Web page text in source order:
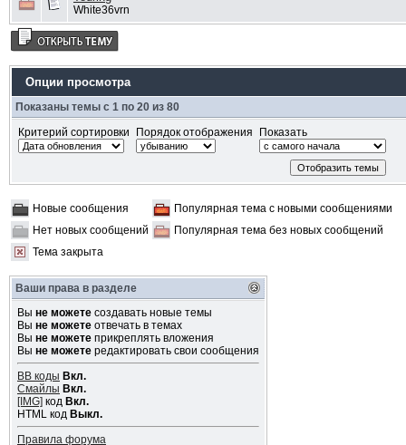
White36vrn
Опции просмотра
Показаны темы с 1 по 20 из 80
Критерий сортировки
Порядок отображения Показать
Новые сообщения
Популярная тема с новыми сообщениями
Нет новых сообщений
Популярная тема без новых сообщений
Тема закрыта
Ваши права в разделе
Вы не можетесоздавать новые темы
Вы не можетеотвечать в темах
Вы не можетеприкреплять вложения
Вы не можетередактировать свои сообщения
BB коды Вкл.
Смайлы Вкл.
[IMG] код Вкл.
HTML код Выкл.
Правила форума